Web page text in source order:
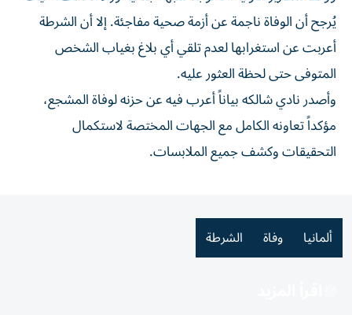
يُرجح أن الوفاة ناجمة عن أزمة صحية مفاجئة. إلا أن الشرطة
أعربت عن استغرابها لعدم تلقي أي بلاغ بغياب الشخص
المتوفى حتى لحظة العثور عليه.
وأصدر نادي شالكه بياناً أعرب فيه عن حزنه لوفاة المشجع،
مؤكداً تعاونه الكامل مع الجهات المختصة لاستكمال
التحقيقات وكشف جميع الملابسات.
ألمانيا وفاة الشرطة